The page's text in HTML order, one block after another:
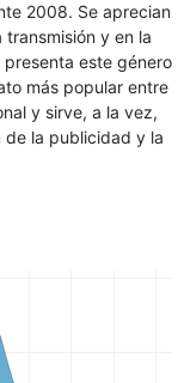
2008. Se aprecian
y en la
este género
más popular entre
y sirve, a la vez,
la publicidad y la